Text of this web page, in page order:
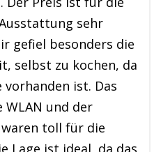
sehr
gefiel besonders die
selbst zu kochen, da
vorhanden ist. Das
WLAN und der
waren toll für die
Lage ist ideal, da das